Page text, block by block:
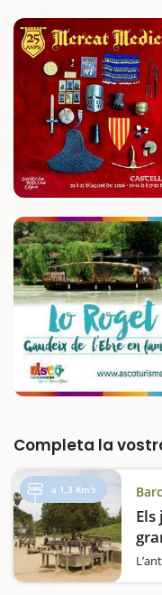
Completa la
a 1,3 Km's